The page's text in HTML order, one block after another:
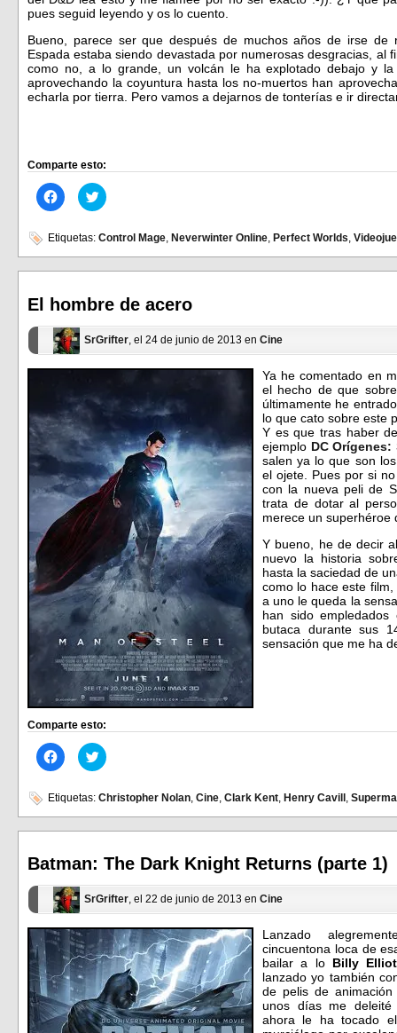
pues seguid leyendo y os lo cuento.
Bueno, parece ser que después de muchos años de irse
Espada estaba siendo devastada por numerosas desgracias, al
como no, a lo grande, un volcán le ha explotado debajo y
aprovechando la coyuntura hasta los no-muertos han
echarla por tierra. Pero vamos a dejarnos de tonterías e ir
Comparte esto:
Haz
clic
en
Facebook
(Se
abre
ventana
nueva)
Haz
clic
en
(Se
abre
ventana
nueva)
Etiquetas: Control Mage, Neverwinter Online, Perfect Worlds,
El hombre de acero
SrGrifter, el 24 de junio de 2013 en Cine
Ya he comentado en
el hecho de que
últimamente he
lo que cato sobre este
Y es que tras haber
ejemplo DC Orígenes:
salen ya lo que son
el ojete. Pues por si
con la nueva peli de
trata de dotar al
merece un
Y bueno, he de decir
nuevo la historia
hasta la saciedad de
como lo hace este
a uno le queda la
han sido
butaca durante sus
sensación que me ha
Comparte esto:
Haz
clic
en
Facebook
(Se
abre
ventana
nueva)
Haz
clic
en
(Se
abre
ventana
nueva)
Etiquetas: Christopher Nolan, Cine, Clark Kent, Henry Cavill ,
Batman: The Dark Knight Returns (parte 1)
SrGrifter, el 22 de junio de 2013 en Cine
Lanzado
cincuentona loca de
bailar a lo Billy Elliot
lanzado yo también
de pelis de
unos días me
ahora le ha tocado